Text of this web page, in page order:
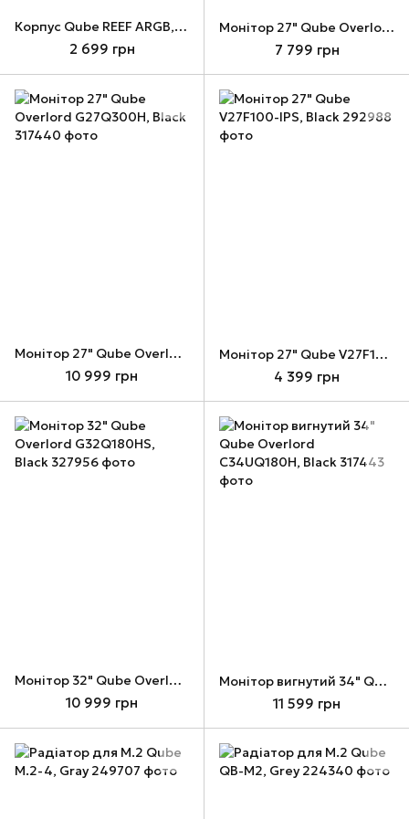
Корпус Qube REEF ARGB, White (REEF_GMNU3)
2 699 грн
Монітор 27" Qube Overlord G27Q200H, Black
7 799 грн
Монітор 27" Qube Overlord G27Q300H, Black
10 999 грн
Монітор 27" Qube V27F100-IPS, Black
4 399 грн
Монітор 32" Qube Overlord G32Q180HS, Black
10 999 грн
Монітор вигнутий 34" Qube Overlord C34UQ180H, Black
11 599 грн